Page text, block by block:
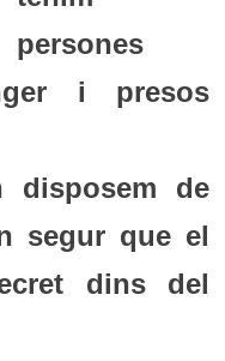
persones
i presos
disposem de
segur que el
dins del